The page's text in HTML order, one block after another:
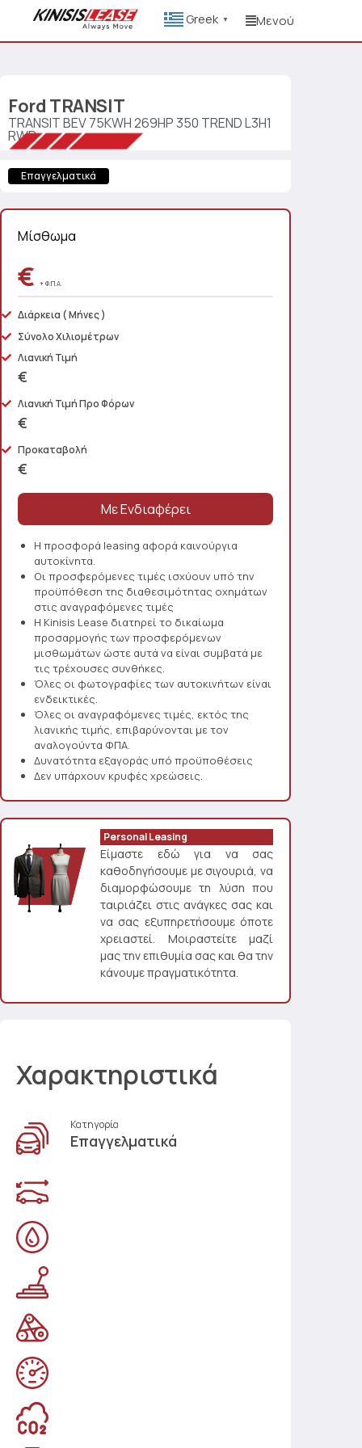
Greek ▼ Μενού
Ford TRANSIT
TRANSIT BEV 75KWH 269HP 350 TREND L3H1
RWD
Επαγγελματικά
Μίσθωμα
€ + Φ.Π.Α.
Διάρκεια ( Μήνες )
Σύνολο Χιλιομέτρων
Λιανική Τιμή
€
Λιανική Τιμή Προ Φόρων
€
Προκαταβολή
€
Η προσφορά leasing αφορά καινούργια
αυτοκίνητα.
Οι προσφερόμενες τιμές ισχύουν υπό την
προϋπόθεση της διαθεσιμότητας οχημάτων
στις αναγραφόμενες τιμές
Η Kinisis Lease διατηρεί το δικαίωμα
προσαρμογής των προσφερόμενων
μισθωμάτων ώστε αυτά να είναι συμβατά με
τις τρέχουσες συνθήκες.
Όλες οι φωτογραφίες των αυτοκινήτων είναι
ενδεικτικές.
Όλες οι αναγραφόμενες τιμές, εκτός της
λιανικής τιμής, επιβαρύνονται με τον
αναλογούντα ΦΠΑ.
Δυνατότητα εξαγοράς υπό προϋποθέσεις
Δεν υπάρχουν κρυφές χρεώσεις.
Personal Leasing
Είμαστε εδώ για να σας
καθοδηγήσουμε με σιγουριά, να
διαμορφώσουμε τη λύση που
ταιριάζει στις ανάγκες σας και
να σας εξυπηρετήσουμε όποτε
χρειαστεί. Μοιραστείτε μαζί
μας την επιθυμία σας και θα την
κάνουμε πραγματικότητα.
Χαρακτηριστικά
Κατηγορία
Επαγγελματικά